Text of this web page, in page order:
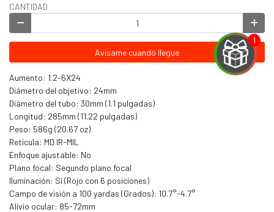
y
por
CANTIDAD
Avísame cuando llegue
Aumento: 1.2-6X24
Diámetro del objetivo: 24mm
Diámetro del tubo: 30mm (1.1 pulgadas)
Longitud: 285mm (11.22 pulgadas)
Peso: 586g (20.67 oz)
Retícula: MD IR-MIL
Enfoque ajustable: No
Plano focal: Segundo plano focal
Iluminación: Sí (Rojo con 6 posiciones)
Campo de visión a 100 yardas (Grados): 10.7°-4.7°
Alivio ocular: 85-72mm